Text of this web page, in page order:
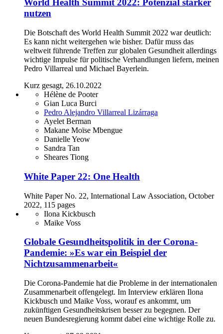
World Health Summit 2022: Potenzial stärker
nutzen
Die Botschaft des World Health Summit 2022 war deutlich:
Es kann nicht weitergehen wie bisher. Dafür muss das
weltweit führende Treffen zur globalen Gesundheit allerdings
wichtige Impulse für politische Verhandlungen liefern, meinen
Pedro Villarreal und Michael Bayerlein.
Kurz gesagt, 26.10.2022
Hélène de Pooter
Gian Luca Burci
Pedro Alejandro Villarreal Lizárraga
Ayelet Berman
Makane Moïse Mbengue
Danielle Yeow
Sandra Tan
Sheares Tiong
White Paper 22: One Health
White Paper No. 22, International Law Association, October
2022, 115 pages
Ilona Kickbusch
Maike Voss
Globale Gesundheitspolitik in der Corona-
Pandemie: »Es war ein Beispiel der
Nichtzusammenarbeit«
Die Corona-Pandemie hat die Probleme in der internationalen
Zusammenarbeit offengelegt. Im Interview erklären Ilona
Kickbusch und Maike Voss, worauf es ankommt, um
zukünftigen Gesundheitskrisen besser zu begegnen. Der
neuen Bundesregierung kommt dabei eine wichtige Rolle zu.